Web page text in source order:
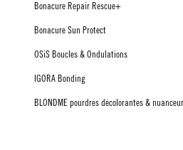
Bonacure Repair Rescue+
Bonacure Sun Protect
OSiS Boucles & Ondulations
IGORA Bonding
BLONDME pourdres décolorantes &